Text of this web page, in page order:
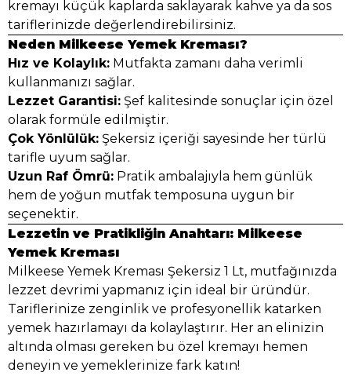
kremayı küçük kaplarda saklayarak kahve ya da sos
tariflerinizde değerlendirebilirsiniz.
Neden Milkeese Yemek Kreması?
Hız ve Kolaylık: Mutfakta zamanı daha verimli
kullanmanızı sağlar.
Lezzet Garantisi: Şef kalitesinde sonuçlar için özel
olarak formüle edilmiştir.
Çok Yönlülük: Şekersiz içeriği sayesinde her türlü
tarifle uyum sağlar.
Uzun Raf Ömrü: Pratik ambalajıyla hem günlük
hem de yoğun mutfak temposuna uygun bir
seçenektir.
Lezzetin ve Pratikliğin Anahtarı: Milkeese
Yemek Kreması
Milkeese Yemek Kreması Şekersiz 1 Lt, mutfağınızda
lezzet devrimi yapmanız için ideal bir üründür.
Tariflerinize zenginlik ve profesyonellik katarken
yemek hazırlamayı da kolaylaştırır. Her an elinizin
altında olması gereken bu özel kremayı hemen
deneyin ve yemeklerinize fark katın!